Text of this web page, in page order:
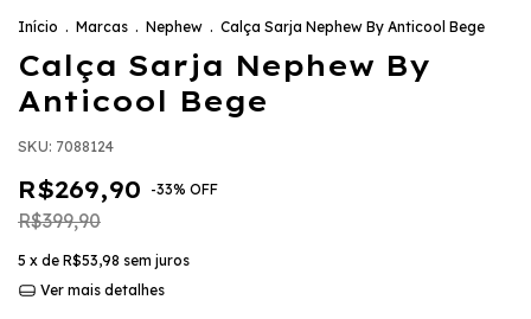
Início . Marcas . Nephew . Calça Sarja Nephew By Anticool Bege
Calça Sarja Nephew By
Anticool Bege
SKU: 7088124
R$269,90 -33% OFF
R$399,90
5 x de R$53,98 sem juros
Ver mais detalhes